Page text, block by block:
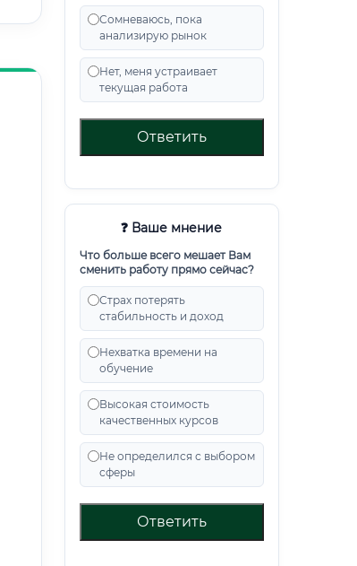
Сомневаюсь, пока
анализирую рынок
Нет, меня устраивает
текущая работа
Ответить
❓ Ваше мнение
Что больше всего мешает Вам
сменить работу прямо сейчас?
Страх потерять
стабильность и доход
Нехватка времени на
обучение
Высокая стоимость
качественных курсов
Не определился с выбором
сферы
Ответить